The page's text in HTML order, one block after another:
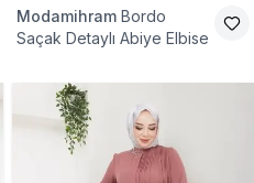
Modamihram Bordo
Saçak Detaylı Abiye Elbise